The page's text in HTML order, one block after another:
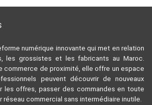
numérique innovante qui met en relation
les grossistes et les fabricants au Maroc.
commerce de proximité, elle offre un espace
peuvent découvrir de nouveaux
les offres, passer des commandes en toute
commercial sans intermédiaire inutile.